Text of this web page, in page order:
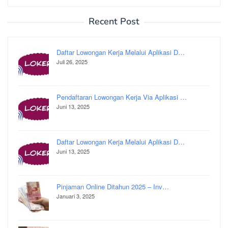
Recent Post
Daftar Lowongan Kerja Melalui Aplikasi D…
Juli 26, 2025
Pendaftaran Lowongan Kerja Via Aplikasi …
Juni 13, 2025
Daftar Lowongan Kerja Melalui Aplikasi D…
Juni 13, 2025
Pinjaman Online Ditahun 2025 – Inv…
Januari 3, 2025